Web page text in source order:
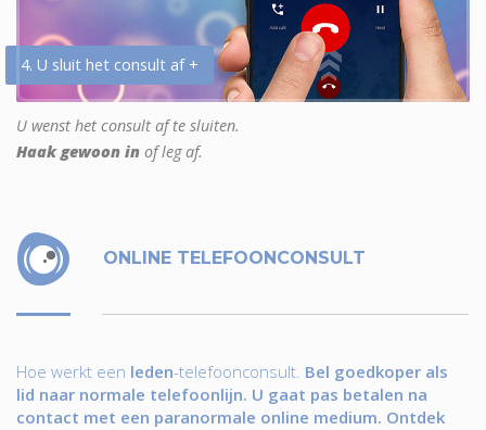
4. U sluit het consult af +
U wenst het consult af te sluiten.
Haak gewoon in of leg af.
ONLINE TELEFOONCONSULT
Hoe werkt een leden-telefoonconsult. Bel goedkoper als
lid naar normale telefoonlijn. U gaat pas betalen na
contact met een paranormale online medium. Ontdek